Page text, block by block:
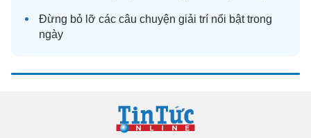
Đừng bỏ lỡ các câu chuyện giải trí nổi bật trong
ngày